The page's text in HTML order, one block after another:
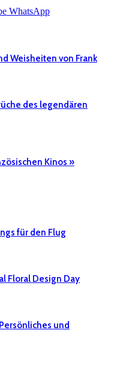
WhatsApp
Weisheiten von Frank
des legendären
Kinos »
für den Flug
Floral Design Day
und